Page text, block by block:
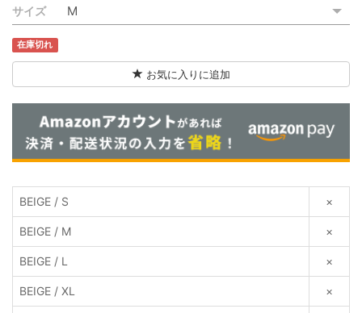
特定商取引法に基づく表記
ご利用規約
お問い合わせ
サイズ
在庫切れ
お気に入りに追加
BEIGE / S ×
BEIGE / M ×
BEIGE / L ×
BEIGE / XL ×